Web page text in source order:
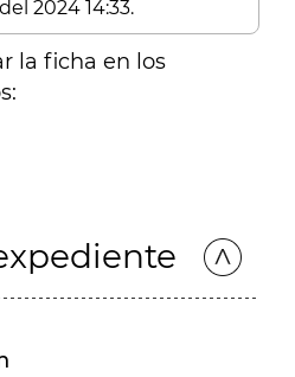
2024 14:33.
la ficha en los